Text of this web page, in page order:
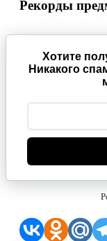
Рекорды
Хотите
Никакого